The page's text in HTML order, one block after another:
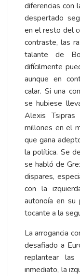
diferencias con
despertado
en el resto del
contraste, las
talante de
difícilmente
aunque en
calar. Si una
se hubiese
Alexis Tsipras
millones en el
que gana
la política. Se
se habló de
dispares,
con la
autonoía en su
tocante a la
La arrogancia
desafiado a
replantear
inmediato, la